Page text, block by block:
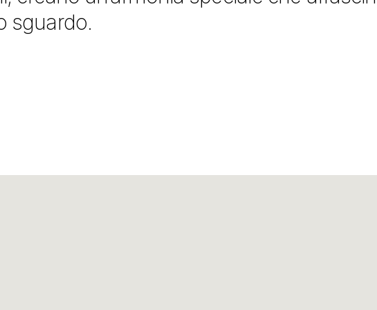
sguardo.